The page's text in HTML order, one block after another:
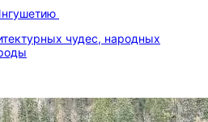
чудес, народных